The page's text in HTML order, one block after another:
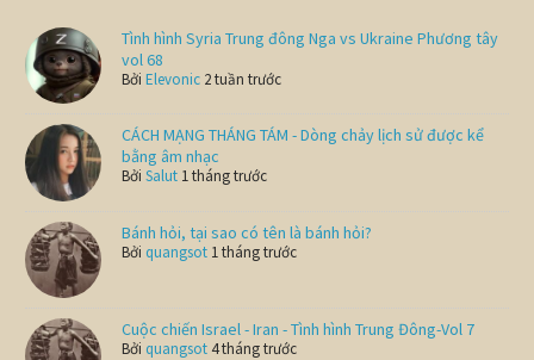
Tình hình Syria Trung đông Nga vs Ukraine Phương tây
vol 68
BởiElevonic 2 tuần trước
CÁCH MẠNG THÁNG TÁM - Dòng chảy lịch sử được kể
bằng âm nhạc
BởiSalut 1 tháng trước
Bánh hỏi, tại sao có tên là bánh hỏi?
Bởi quangsot 1 tháng trước
Cuộc chiến Israel - Iran - Tình hình Trung Đông-Vol 7
Bởi quangsot 4 tháng trước